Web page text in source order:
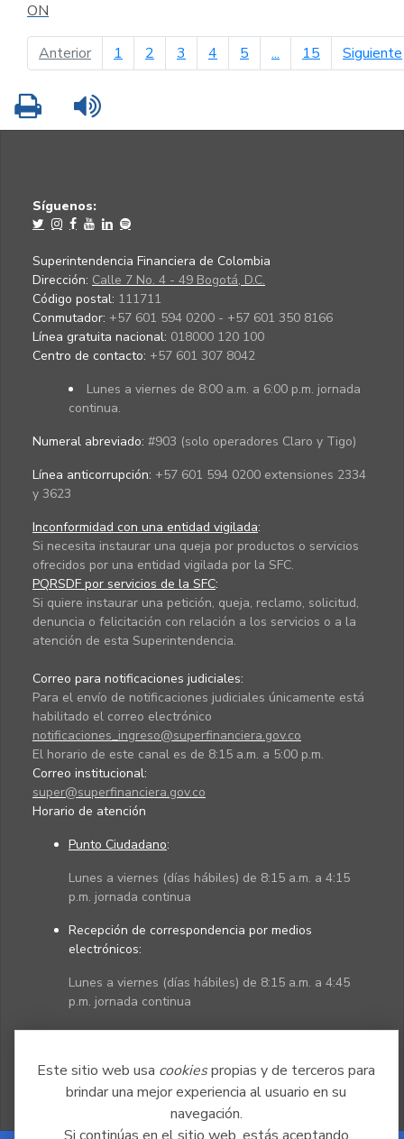
Este sitio web usa cookiespropias y de terceros para
brindar una mejor experiencia al usuario en su
navegación.
ON
Anteriorpágina anterior
1 2 3 4 5 ... 15 Siguiente
Imprimir
Síguenos:
Superintendencia Financiera de Colombia
Dirección: Calle 7 No. 4 - 49 Bogotá, D.C.
Código postal: 111711
Conmutador: +57 601 594 0200 - +57 601 350 8166
Línea gratuita nacional: 018000 120 100
Centro de contacto: +57 601 307 8042
Lunes a viernes de 8:00 a.m. a 6:00 p.m. jornada
continua.
Numeral abreviado: #903 (solo operadores Claro y Tigo)
Línea anticorrupción: +57 601 594 0200 extensiones 2334
y 3623
Inconformidad con una entidad vigilada:
Si necesita instaurar una queja por productos o servicios
ofrecidos por una entidad vigilada por la SFC.
PQRSDF por servicios de la SFC:
Si quiere instaurar una petición, queja, reclamo, solicitud,
denuncia o felicitación con relación a los servicios o a la
atención de esta Superintendencia.
Correo para notificaciones judiciales:
Para el envío de notificaciones judiciales únicamente está
habilitado el correo electrónico
notificaciones_ingreso@superfinanciera.gov.co
El horario de este canal es de 8:15 a.m. a 5:00 p.m.
Correo institucional:
super@superfinanciera.gov.co
Horario de atención
Punto Ciudadano:
Lunes a viernes (días hábiles) de 8:15 a.m. a 4:15
p.m. jornada continua
Recepción de correspondencia por medios
electrónicos:
Lunes a viernes (días hábiles) de 8:15 a.m. a 4:45
p.m. jornada continua